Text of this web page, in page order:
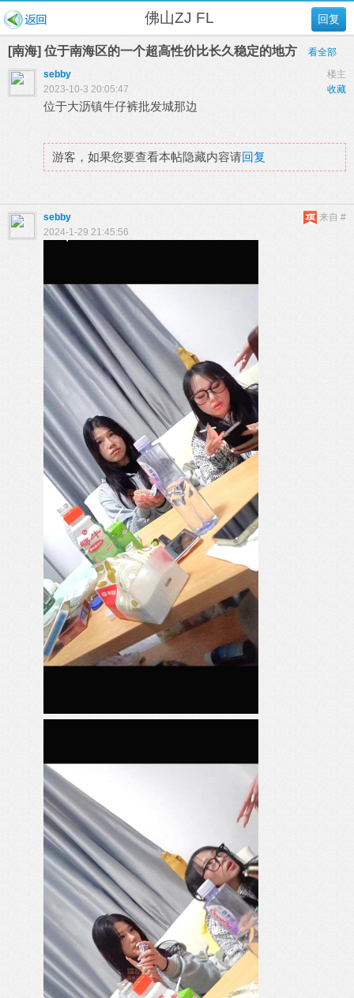
回复
佛山ZJ FL
[南海] 位于南海区的一个超高性价比长久稳定的地方
看全部
楼主
sebby
收藏
2023-10-3 20:05:47
位于大沥镇牛仔裤批发城那边
游客，如果您要查看本帖隐藏内容请回复
来自 #
sebby
2024-1-29 21:45:56